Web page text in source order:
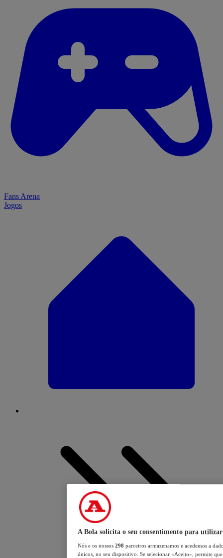
Fans Arena
Jogos
A Bola solicita o seu consentimento para utilizar
Nós e os nossos 298 parceiros armazenamos e acedemos a
únicos, no seu dispositivo. Se selecionar «Aceito», permite